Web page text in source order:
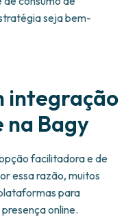
seja bem-
integração
Bagy
facilitadora e de
essa razão, muitos
para
online.